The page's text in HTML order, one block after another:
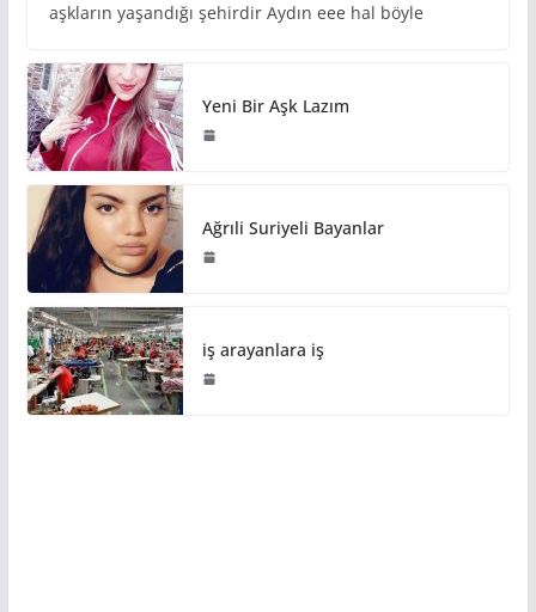
aşkların yaşandığı şehirdir Aydın eee hal böyle
Yeni Bir Aşk Lazım
Ağrıli Suriyeli Bayanlar
iş arayanlara iş